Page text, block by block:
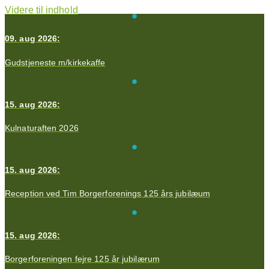
Videre til indhold
09. aug 2026:
Gudstjeneste m/kirkekaffe
15. aug 2026:
Kulnaturaften 2026
15. aug 2026:
Reception ved Tim Borgerforenings 125 års jubilæum
15. aug 2026:
Borgerforeningen fejre 125 år jubilærum